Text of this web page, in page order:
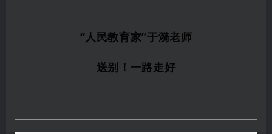
“人民教育家”于漪老师
送别！一路走好